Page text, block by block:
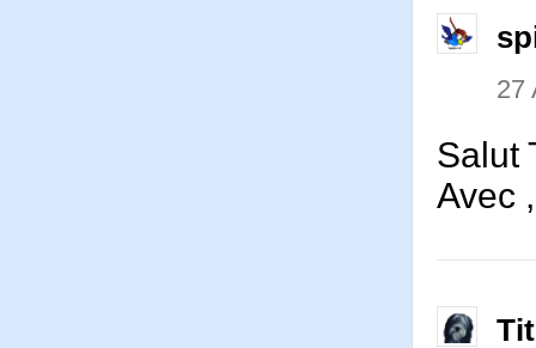
27
Salut
Avec